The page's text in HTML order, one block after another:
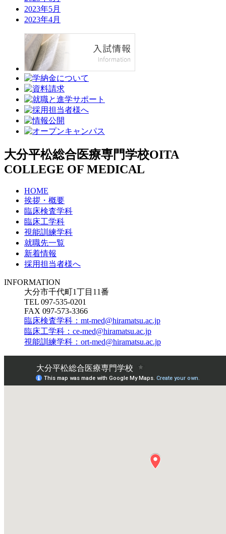
2023年5月
2023年4月
大分平松総合医療専門学校OITA
COLLEGE OF MEDICAL
HOME
挨拶・概要
臨床検査学科
臨床工学科
視能訓練学科
就職先一覧
新着情報
採用担当者様へ
INFORMATION
大分市千代町1丁目11番
TEL 097-535-0201
FAX 097-573-3366
臨床検査学科：mt-med@hiramatsu.ac.jp
臨床工学科：ce-med@hiramatsu.ac.jp
視能訓練学科：ort-med@hiramatsu.ac.jp